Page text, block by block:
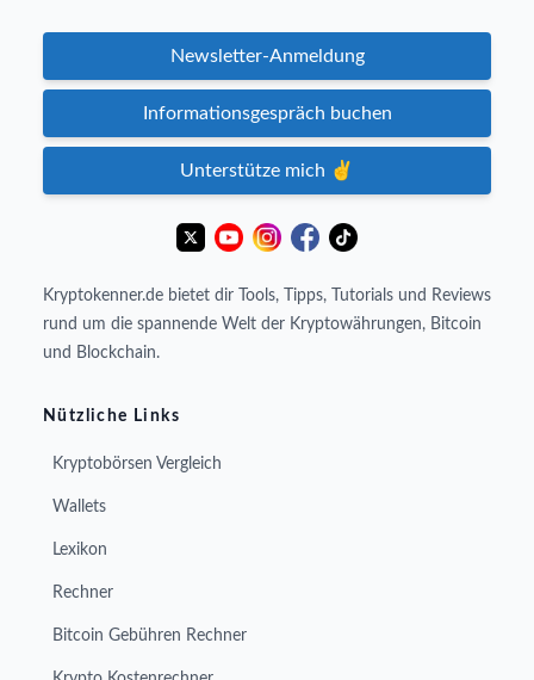
Newsletter-Anmeldung
Informationsgespräch buchen
Unterstütze mich ✌️
Kryptokenner.de bietet dir Tools, Tipps, Tutorials und Reviews
rund um die spannende Welt der Kryptowährungen, Bitcoin
und Blockchain.
Nützliche Links
Kryptobörsen Vergleich
Wallets
Lexikon
Rechner
Bitcoin Gebühren Rechner